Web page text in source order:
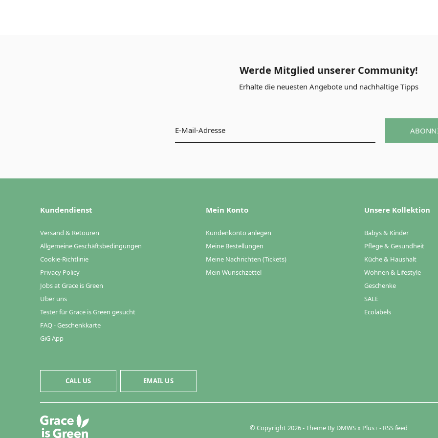
Werde Mitglied unserer Community!
Erhalte die neuesten Angebote und nachhaltige Tipps
Kundendienst
Versand & Retouren
Allgemeine Geschäftsbedingungen
Cookie-Richtlinie
Privacy Policy
Jobs at Grace is Green
Über uns
Tester für Grace is Green gesucht
FAQ - Geschenkkarte
GiG App
Mein Konto
Kundenkonto anlegen
Meine Bestellungen
Meine Nachrichten (Tickets)
Mein Wunschzettel
Unsere Kollektion
Babys & Kinder
Pflege & Gesundheit
Küche & Haushalt
Wohnen & Lifestyle
Geschenke
SALE
Ecolabels
CALL US EMAIL US
© Copyright 2026- Theme By DMWSx Plus+- RSS feed